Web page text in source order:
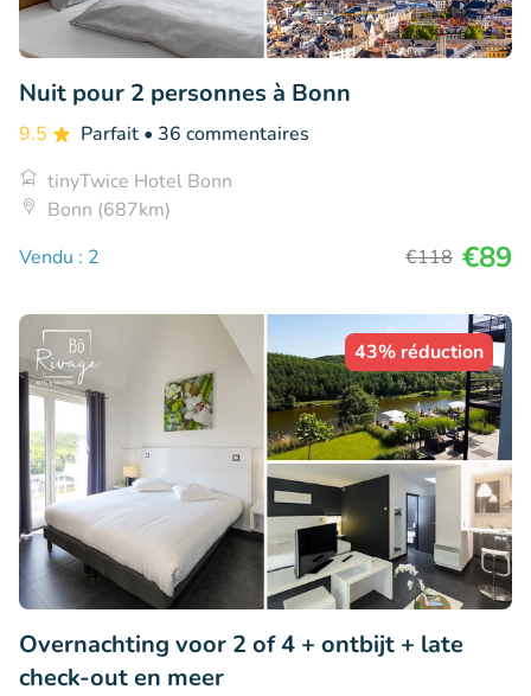
Nuit pour 2 personnes à Bonn
9.5 Parfait • 36 commentaires
tinyTwice Hotel Bonn
Bonn (687km)
Vendu : 2
€118 €89
43% réduction
Overnachting voor 2 of 4 + ontbijt + late
check-out en meer